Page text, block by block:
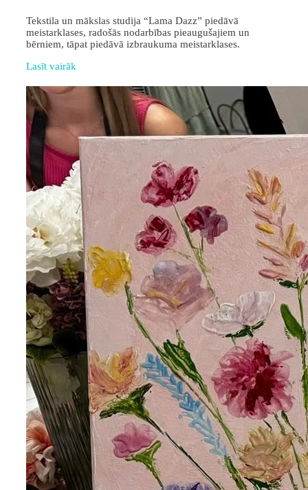
Tekstila un mākslas studija “Lama Dazz” piedāvā
meistarklases, radošās nodarbības pieaugušajiem un
bērniem, tāpat piedāvā izbraukuma meistarklases.
Lasīt vairāk